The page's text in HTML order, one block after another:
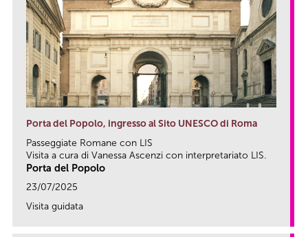
Porta del Popolo, ingresso al Sito UNESCO di Roma
Passeggiate Romane con LIS
Visita a cura di Vanessa Ascenzi con interpretariato LIS.
Porta del Popolo
23/07/2025
Visita guidata